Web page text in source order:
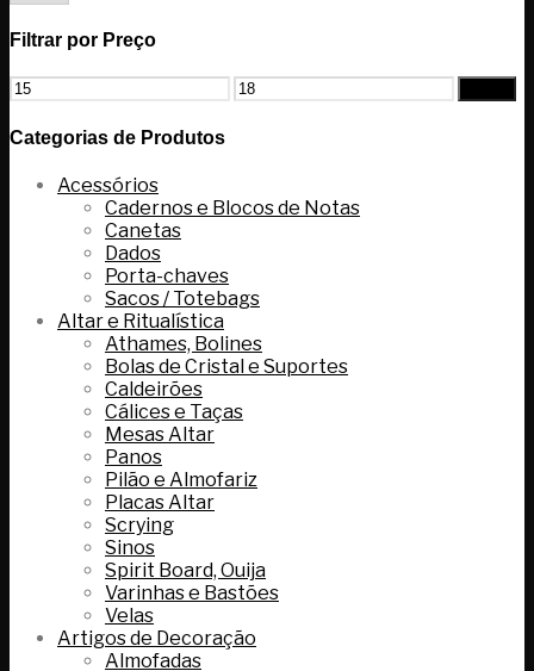
Filtrar por Preço
Categorias de Produtos
Acessórios
Cadernos e Blocos de Notas
Canetas
Dados
Porta-chaves
Sacos / Totebags
Altar e Ritualística
Athames, Bolines
Bolas de Cristal e Suportes
Caldeirões
Cálices e Taças
Mesas Altar
Panos
Pilão e Almofariz
Placas Altar
Scrying
Sinos
Spirit Board, Ouija
Varinhas e Bastões
Velas
Artigos de Decoração
Almofadas